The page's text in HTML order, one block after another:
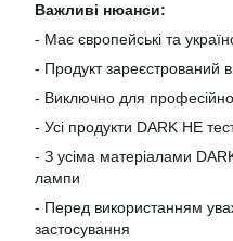
Важливі нюанси:
- Має європейські та
- Продукт зареєстрований
- Виключно для
- Усі продукти DARK НЕ
- З усіма матеріалами
лампи
- Перед використанням
застосування